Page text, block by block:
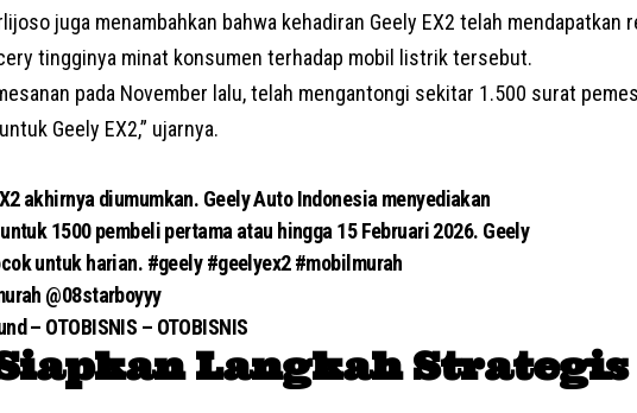
juga menambahkan bahwa kehadiran Geely EX2 telah mendapatkan
tingginya minat konsumen terhadap mobil listriktersebut.
pada November lalu, telah mengantongi sekitar 1.500 surat
Geely EX2,” ujarnya.
akhirnya diumumkan. Geely Auto Indonesia menyediakan
1500 pembeli pertama atau hingga 15 Februari 2026. Geely
untuk harian. #geely #geelyex2 #mobilmurah
@08starboyyy
– OTOBISNIS – OTOBISNIS
Langkah Strategis